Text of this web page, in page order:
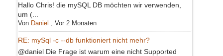
Hallo Chris! die mySQL DB möchten wir verwenden,
um (...
Von Daniel Vor 2 Monaten
RE: mySql -c --db funktioniert nicht mehr?
@daniel Die Frage ist warum eine nicht Supported